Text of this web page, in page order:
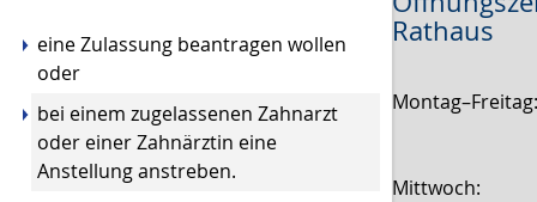
eine Zulassung beantragen wollen
oder
bei einem zugelassenen Zahnarzt
oder einer Zahnärztin eine
Anstellung anstreben.
Rathaus
Mittwoch: